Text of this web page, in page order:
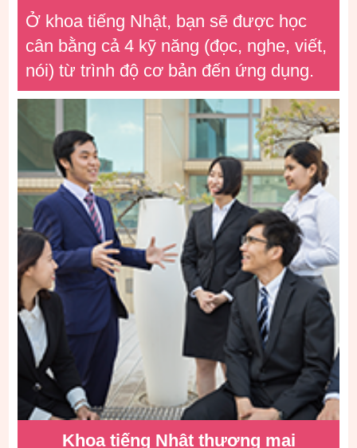
Ở khoa tiếng Nhật, bạn sẽ được học
cân bằng cả 4 kỹ năng (đọc, nghe, viết,
nói) từ trình độ cơ bản đến ứng dụng.
Khoa tiếng Nhật thương mại